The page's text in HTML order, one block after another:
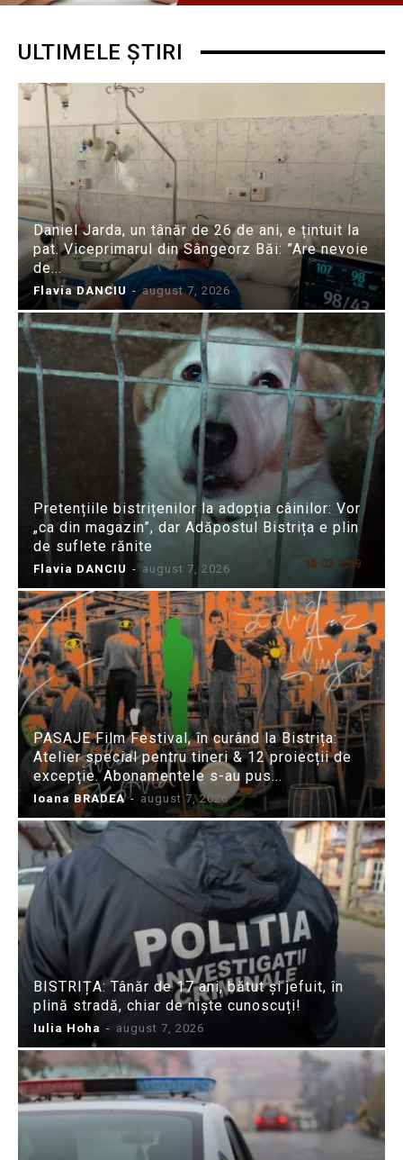
ULTIMELE ȘTIRI
Daniel Jarda, un tânăr de 26 de ani, e țintuit la
pat. Viceprimarul din Sângeorz Băi: ”Are nevoie
de...
Flavia DANCIU - august 7, 2026
Pretențiile bistrițenilor la adopția câinilor: Vor
„ca din magazin”, dar Adăpostul Bistrița e plin
de suflete rănite
Flavia DANCIU - august 7, 2026
PASAJE Film Festival, în curând la Bistrița:
Atelier special pentru tineri & 12 proiecții de
excepție. Abonamentele s-au pus...
Ioana BRADEA - august 7, 2026
BISTRIȚA: Tânăr de 17 ani, bătut și jefuit, în
plină stradă, chiar de niște cunoscuți!
Iulia Hoha - august 7, 2026